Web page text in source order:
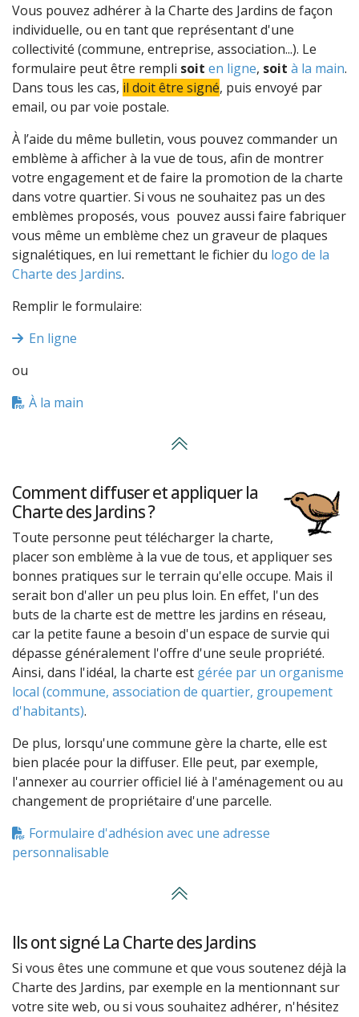
Vous pouvez adhérer à la Charte des Jardins de façon
individuelle, ou en tant que représentant d'une
collectivité (commune, entreprise, association...). Le
formulaire peut être rempli soit en ligne, soit à la main.
Dans tous les cas, il doit être signé, puis envoyé par
email, ou par voie postale.
À l’aide du même bulletin, vous pouvez commander un
emblème à afficher à la vue de tous, afin de montrer
votre engagement et de faire la promotion de la charte
dans votre quartier. Si vous ne souhaitez pas un des
emblèmes proposés, vous pouvez aussi faire fabriquer
vous même un emblème chez un graveur de plaques
signalétiques, en lui remettant le fichier du logo de la
Charte des Jardins.
Remplir le formulaire:
En ligne
ou
À la main
Comment diffuser et appliquer la
Charte des Jardins ?
Toute personne peut télécharger la charte,
placer son emblème à la vue de tous, et appliquer ses
bonnes pratiques sur le terrain qu'elle occupe. Mais il
serait bon d'aller un peu plus loin. En effet, l'un des
buts de la charte est de mettre les jardins en réseau,
car la petite faune a besoin d'un espace de survie qui
dépasse généralement l'offre d'une seule propriété.
Ainsi, dans l'idéal, la charte est gérée par un organisme
local (commune, association de quartier, groupement
d'habitants).
De plus, lorsqu'une commune gère la charte, elle est
bien placée pour la diffuser. Elle peut, par exemple,
l'annexer au courrier officiel lié à l'aménagement ou au
changement de propriétaire d'une parcelle.
Formulaire d'adhésion avec une adresse
personnalisable
Ils ont signé La Charte des Jardins
Si vous êtes une commune et que vous soutenez déjà la
Charte des Jardins, par exemple en la mentionnant sur
votre site web, ou si vous souhaitez adhérer, n'hésitez